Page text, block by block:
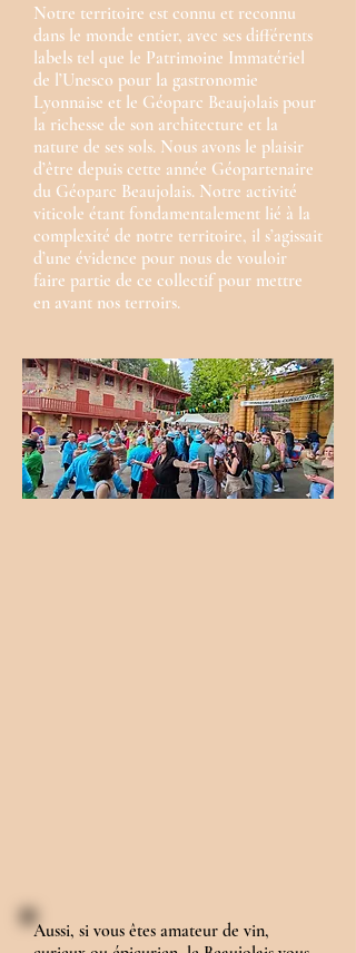
Notre territoire est connu et reconnu
dans le monde entier, avec ses différents
labels tel que le Patrimoine Immatériel
de l’Unesco pour la gastronomie
Lyonnaise et le Géoparc Beaujolais pour
la richesse de son architecture et la
nature de ses sols. Nous avons le plaisir
d’être depuis cette année Géopartenaire
du Géoparc Beaujolais. Notre activité
viticole étant fondamentalement lié à la
complexité de notre territoire, il s’agissait
d’une évidence pour nous de vouloir
faire partie de ce collectif pour mettre
en avant nos terroirs.
Aussi, si vous êtes amateur de vin,